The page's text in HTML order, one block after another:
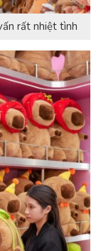
rất nhiệt tình